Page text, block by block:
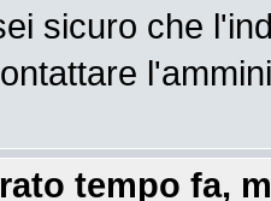
sicuro che
tempo fa,